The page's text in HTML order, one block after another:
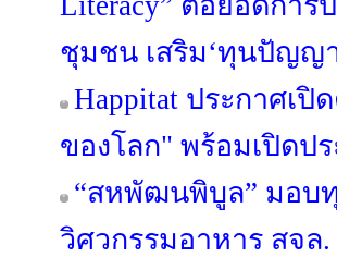
ชุมชน เสริม‘ทุนปัญญ
Happitat ประกาศเ
ของโลก" พร้อมเปิดป
“สหพัฒนพิบูล” มอบ
วิศวกรรมอาหาร สจ